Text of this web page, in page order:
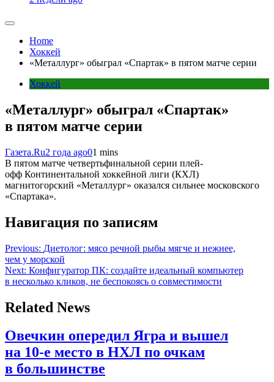
Home
Хоккей
«Металлург» обыграл «Спартак» в пятом матче серии
Хоккей
«Металлург» обыграл «Спартак»
в пятом матче серии
Газета.Ru2 года ago01 mins
В пятом матче четвертьфинальной серии плей-
офф Континентальной хоккейной лиги (КХЛ)
магнитогорский «Металлург» оказался сильнее московского
«Спартака».
Навигация по записям
Previous: Диетолог: мясо речной рыбы мягче и нежнее,
чем у морской
Next: Конфигуратор ПК: создайте идеальный компьютер
в несколько кликов, не беспокоясь о совместимости
Related News
Овечкин опередил Ягра и вышел
на 10‑е место в НХЛ по очкам
в большинстве